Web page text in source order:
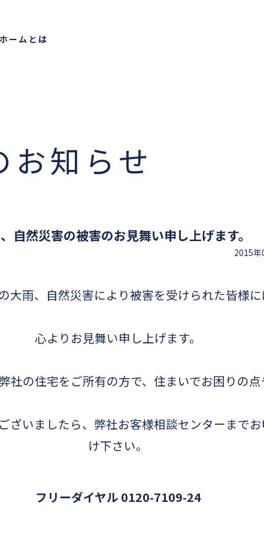
ームとは
お知らせ
自然災害の被害のお見舞い申し上げます。
2015年
大雨、自然災害により被害を受けられた皆様に
心よりお見舞い申し上げます。
社の住宅をご所有の方で、住まいでお困りの点
ざいましたら、弊社お客様相談センターまで
け下さい。
フリーダイヤル 0120-7109-24